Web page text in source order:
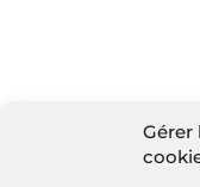
Gérer